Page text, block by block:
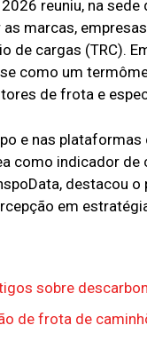
reuniu, na sede
marcas,
cargas (TRC).
como um
de frota e
e nas
como indicador de
destacou
em
sobre
de frota de